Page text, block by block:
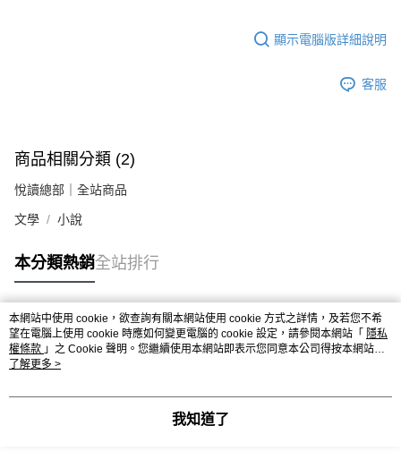
顯示電腦版詳細說明
客服
商品相關分類 (2)
悅讀總部｜全站商品
文學 小說
本分類熱銷全站排行
熱門標籤
本網站中使用 cookie，欲查詢有關本網站使用 cookie 方式之詳情，及若您不希
望在電腦上使用 cookie 時應如何變更電腦的 cookie 設定，請參閱本網站「 隱私
權條款 」之 Cookie 聲明。您繼續使用本網站即表示您同意本公司得按本網站使
用條款之 Cookie 聲明使用 cookie。
了解更多 >
我知道了